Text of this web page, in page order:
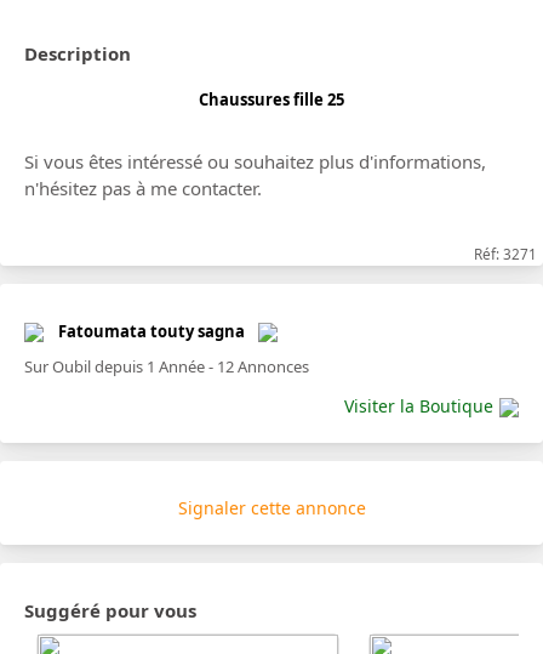
Description
Chaussures fille 25
Si vous êtes intéressé ou souhaitez plus d'informations,
n'hésitez pas à me contacter.
Réf: 3271
Fatoumata touty sagna
Sur Oubil depuis 1 Année - 12 Annonces
Visiter la Boutique
Signaler cette annonce
Suggéré pour vous